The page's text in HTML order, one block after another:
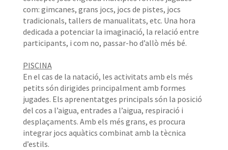
com: gimcanes, grans jocs, jocs de pistes, jocs
tradicionals, tallers de manualitats, etc. Una hora
dedicada a potenciar la imaginació, la relació entre
participants, i com no, passar-ho d’allò més bé.
PISCINA
En el cas de la natació, les activitats amb els més
petits són dirigides principalment amb formes
jugades. Els aprenentatges principals són la posició
del cos a l’aigua, entrades a l’aigua, respiració i
desplaçaments. Amb els més grans, es procura
integrar jocs aquàtics combinat amb la tècnica
d’estils.